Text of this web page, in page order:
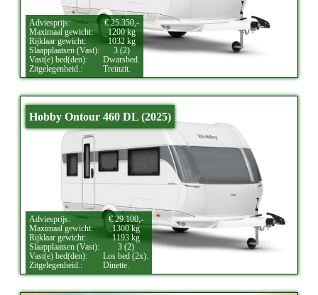
Adviesprijs:
€ 25.350,-
Maximaal gewicht:
1200 kg
Rijklaar gewicht:
1032 kg
Slaapplaatsen (Vast):
3 (2)
Vast(e) bed(den):
Dwarsbed.
Zitgelegenheid.:
Treinzit.
Hobby Ontour 460 DL (2025)
Adviesprijs:
€ 29.100,-
Maximaal gewicht:
1300 kg
Rijklaar gewicht:
1193 kg
Slaapplaatsen (Vast):
3 (2)
Vast(e) bed(den):
Los bed (2x).
Zitgelegenheid.:
Dinette.